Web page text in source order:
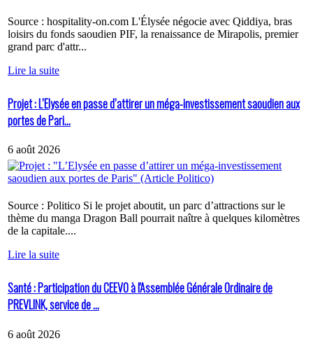
Source : hospitality-on.com L'Élysée négocie avec Qiddiya, bras
loisirs du fonds saoudien PIF, la renaissance de Mirapolis, premier
grand parc d'attr...
Lire la suite
Projet : L’Elysée en passe d’attirer un méga-investissement saoudien aux
portes de Pari...
6 août 2026
Source : Politico Si le projet aboutit, un parc d’attractions sur le
thème du manga Dragon Ball pourrait naître à quelques kilomètres
de la capitale....
Lire la suite
Santé : Participation du CEEVO à l'Assemblée Générale Ordinaire de
PREVLINK, service de ...
6 août 2026